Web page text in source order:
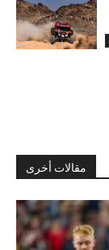
مقالات أخرى